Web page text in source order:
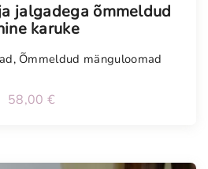
jalgadega õmmeldud
karuke
, Õmmeldud mänguloomad
58,00 €